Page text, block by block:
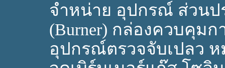
จำหน่าย อุปกรณ์ ส่วนป
(Burner) กล่องควบคุมก
อุปกรณ์ตรวจจับเปลว